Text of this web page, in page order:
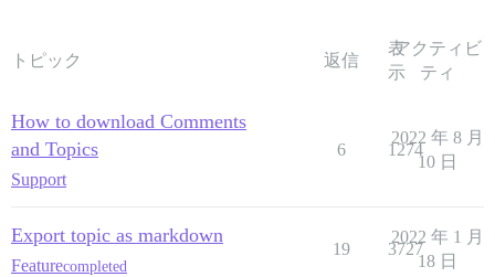
トピック 返信
表
示
アクティビ
ティ
How to download Comments
and Topics
Support
6 1274
2022 年 8 月
10 日
Export topic as markdown
Featurecompleted
19 3727
2022 年 1 月
18 日